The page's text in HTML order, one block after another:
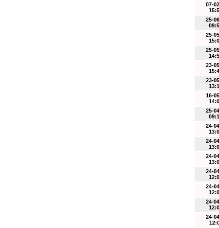
07-
25-
25-
25-
23-
23-
16-
25-
24-
24-
24-
24-
24-
24-
24-